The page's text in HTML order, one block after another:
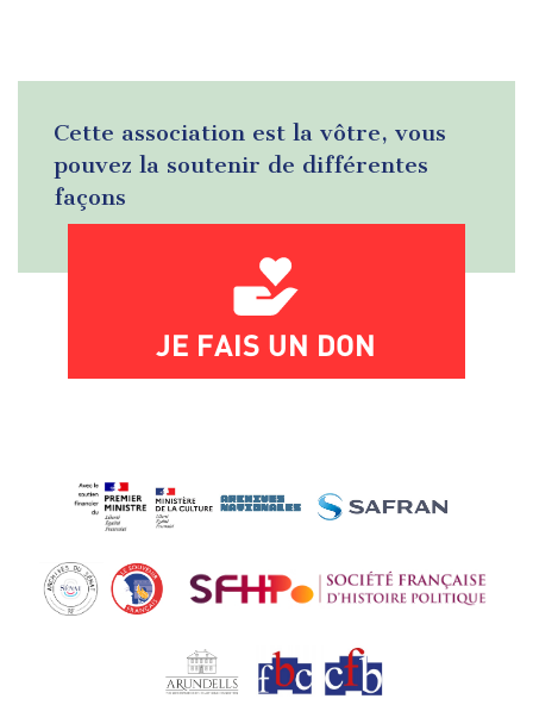
Cette association est la vôtre, vous
pouvez la soutenir de différentes
façons
JE FAIS UN DON